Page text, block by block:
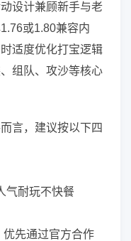
设计兼顾新手与老
或1.80兼容内
适度优化打宝逻辑
组队、攻沙等核心
言，建议按以下四
优先通过官方合作